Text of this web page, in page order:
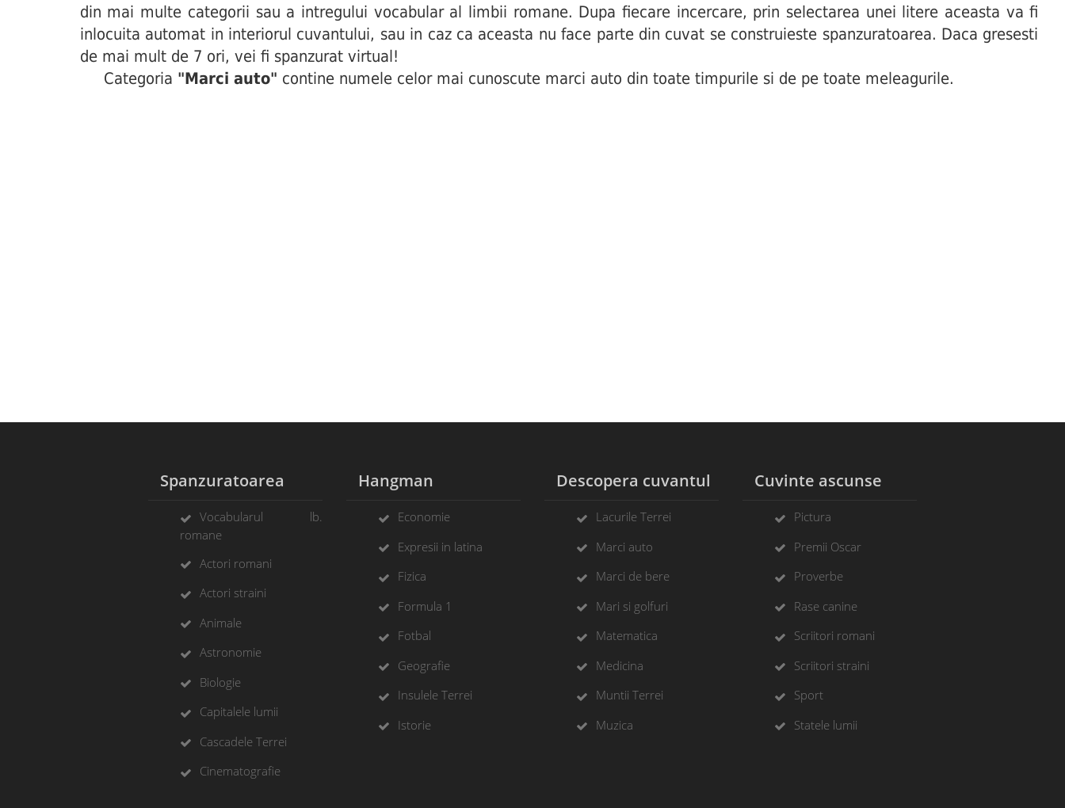
din mai multe categorii sau a intregului vocabular al limbii romane. Dupa fiecare incercare, prin selectarea unei litere aceasta va fi
inlocuita automat in interiorul cuvantului, sau in caz ca aceasta nu face parte din cuvat se construieste spanzuratoarea. Daca gresesti
de mai mult de 7 ori, vei fi spanzurat virtual!
Categoria "Marci auto" contine numele celor mai cunoscute marci auto din toate timpurile si de pe toate meleagurile.
Spanzuratoarea
Vocabularul lb.
romane
Actori romani
Actori straini
Animale
Astronomie
Biologie
Capitalele lumii
Cascadele Terrei
Cinematografie
Hangman
Economie
Expresii in latina
Fizica
Formula 1
Fotbal
Geografie
Insulele Terrei
Istorie
Descopera cuvantul
Lacurile Terrei
Marci auto
Marci de bere
Mari si golfuri
Matematica
Medicina
Muntii Terrei
Muzica
Cuvinte ascunse
Pictura
Premii Oscar
Proverbe
Rase canine
Scriitori romani
Scriitori straini
Sport
Statele lumii